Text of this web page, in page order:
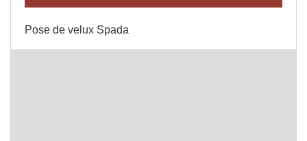
Pose de velux Spada